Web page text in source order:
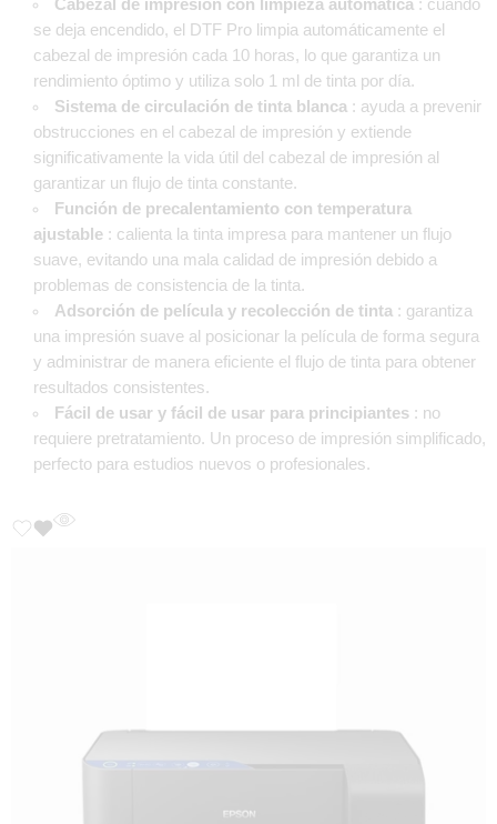
Cabezal de impresión con limpieza automática : cuando
se deja encendido, el DTF Pro limpia automáticamente el
cabezal de impresión cada 10 horas, lo que garantiza un
rendimiento óptimo y utiliza solo 1 ml de tinta por día.
Sistema de circulación de tinta blanca : ayuda a prevenir
obstrucciones en el cabezal de impresión y extiende
significativamente la vida útil del cabezal de impresión al
garantizar un flujo de tinta constante.
Función de precalentamiento con temperatura
ajustable: calienta la tinta impresa para mantener un flujo
suave, evitando una mala calidad de impresión debido a
problemas de consistencia de la tinta.
Adsorción de película y recolección de tinta : garantiza
una impresión suave al posicionar la película de forma segura
y administrar de manera eficiente el flujo de tinta para obtener
resultados consistentes.
Fácil de usar y fácil de usar para principiantes : no
requiere pretratamiento. Un proceso de impresión simplificado,
perfecto para estudios nuevos o profesionales.